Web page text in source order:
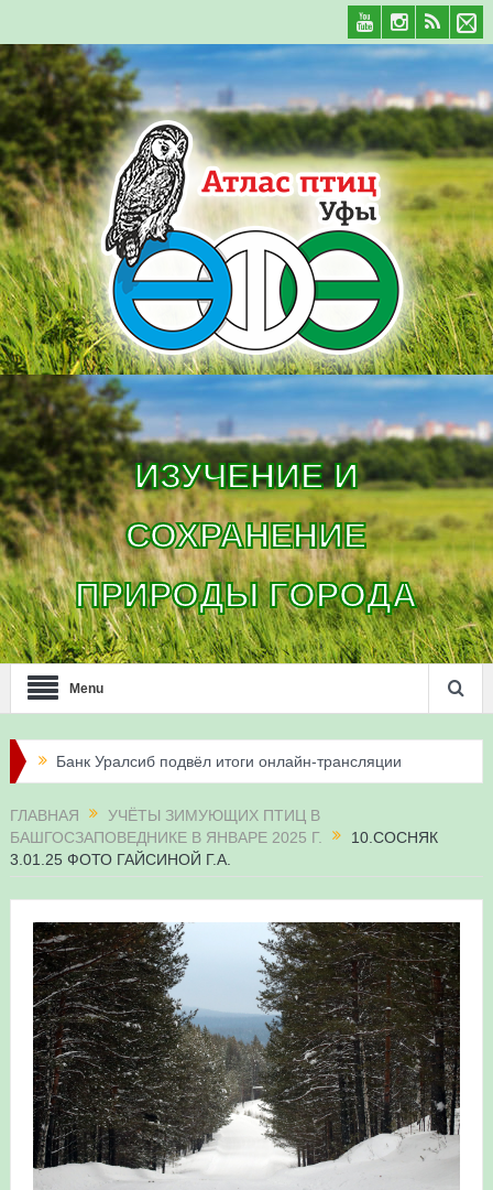
ИЗУЧЕНИЕ И
СОХРАНЕНИЕ
ПРИРОДЫ ГОРОДА
Menu
Банк Уралсиб подвёл итоги онлайн-трансляции
Итоги акции «Соловьиные вечера-2026» в
Три птенца сапсанов Уралсиба получили имена и
кольца
Итоги акции «Весенняя перекличка-2026» в
Республике Башкортостан
«Весенняя перекличка-2026» — 21-31 мая 2026
Мероприятие для ребят из дневного лагеря центра
олимпиадного движения «Аврора»
ГЛАВНАЯ
УЧЁТЫ ЗИМУЮЩИХ ПТИЦ В
БАШГОСЗАПОВЕДНИКЕ В ЯНВАРЕ 2025 Г.
10.СОСНЯК
3.01.25 ФОТО ГАЙСИНОЙ Г.А.